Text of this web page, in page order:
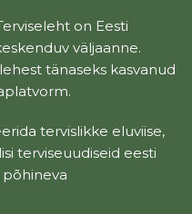
on Eesti
väljaanne.
tänaseks kasvanud
tervislikke eluviise,
terviseuudiseid eesti